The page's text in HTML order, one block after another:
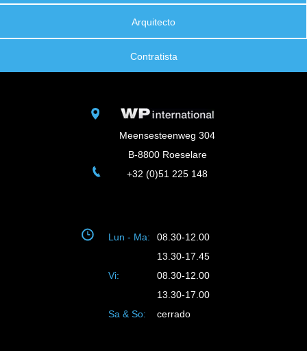
Arquitecto
Contratista
Meensesteenweg 304
B-8800 Roeselare
+32 (0)51 225 148
Lun - Ma:
08.30-12.00
13.30-17.45
Vi:
08.30-12.00
13.30-17.00
Sa & So:
cerrado